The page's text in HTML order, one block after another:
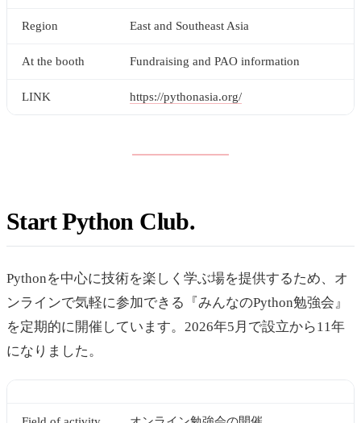
Region East and Southeast Asia
At the booth Fundraising and PAO information
LINK https://pythonasia.org/
Start Python Club
Pythonを中心に技術を楽しく学ぶ場を提供するため、オ
ンラインで気軽に参加できる『みんなのPython勉強会』
を定期的に開催しています。2026年5月で設立から11年
になりました。